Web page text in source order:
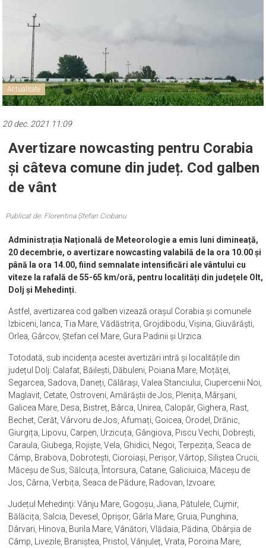
Actualitate
20 dec. 2021 11:09
Avertizare nowcasting pentru Corabia
și câteva comune din județ. Cod galben
de vânt
Publicat de: Florentina Ștefan Ciobanu
Administrația Națională de Meteorologie a emis luni dimineață,
20 decembrie, o avertizare nowcasting valabilă de la ora 10.00 și
până la ora 14.00, fiind semnalate intensificări ale vântului cu
viteze la rafală de 55-65 km/oră, pentru localități din județele Olt,
Dolj și Mehedinți.
Astfel, avertizarea cod galben vizează orașul Corabia și comunele
Izbiceni, Ianca, Tia Mare, Vădăstrița, Grojdibodu, Vișina, Giuvărăști,
Orlea, Gârcov, Ștefan cel Mare, Gura Padinii și Urzica.
Totodată, sub incidența acestei avertizări intră și localitățile din
județul Dolj: Calafat, Băilești, Dăbuleni, Poiana Mare, Moțăței,
Segarcea, Sadova, Daneți, Călărași, Valea Stanciului, Ciupercenii Noi,
Maglavit, Cetate, Ostroveni, Amărăștii de Jos, Plenița, Mârșani,
Galicea Mare, Desa, Bistreț, Bârca, Unirea, Calopăr, Gighera, Rast,
Bechet, Cerăt, Vârvoru de Jos, Afumați, Goicea, Orodel, Drănic,
Giurgița, Lipovu, Carpen, Urzicuța, Gângiova, Piscu Vechi, Dobrești,
Caraula, Giubega, Rojiște, Vela, Ghidici, Negoi, Terpezița, Seaca de
Câmp, Brabova, Dobrotești, Cioroiași, Perișor, Vârtop, Siliștea Crucii,
Măceșu de Sus, Sălcuța, Întorsura, Catane, Galiciuica, Măceșu de
Jos, Cârna, Verbița, Seaca de Pădure, Radovan, Izvoare;
Județul Mehedinţi: Vânju Mare, Gogoșu, Jiana, Pătulele, Cujmir,
Bălăcița, Salcia, Devesel, Oprișor, Gârla Mare, Gruia, Punghina,
Dârvari, Hinova, Burila Mare, Vânători, Vlădaia, Pădina, Obârșia de
Câmp, Livezile, Braniștea, Pristol, Vânjuleț, Vrata, Poroina Mare,